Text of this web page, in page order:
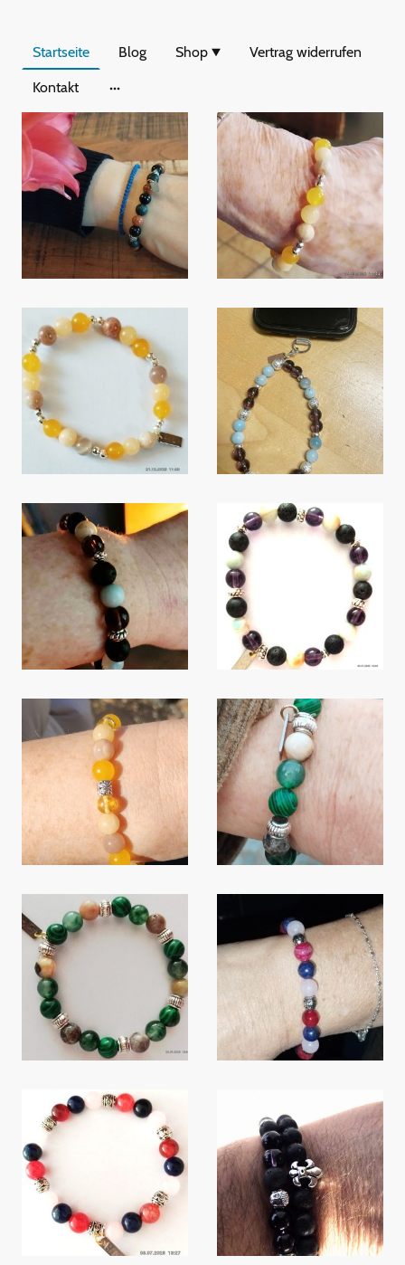
Startseite Blog Shop Vertrag widerrufen
Kontakt